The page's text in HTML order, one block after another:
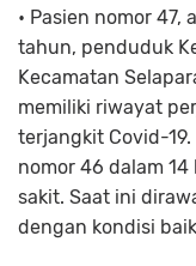
• Pasien nomor 47,
tahun, penduduk
Kecamatan
memiliki riwayat
terjangkit Covid-
nomor 46 dalam 14
sakit. Saat ini
dengan kondisi